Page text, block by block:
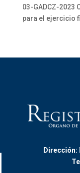
03-GADCZ-2023
para el ejercicio
Dirección: